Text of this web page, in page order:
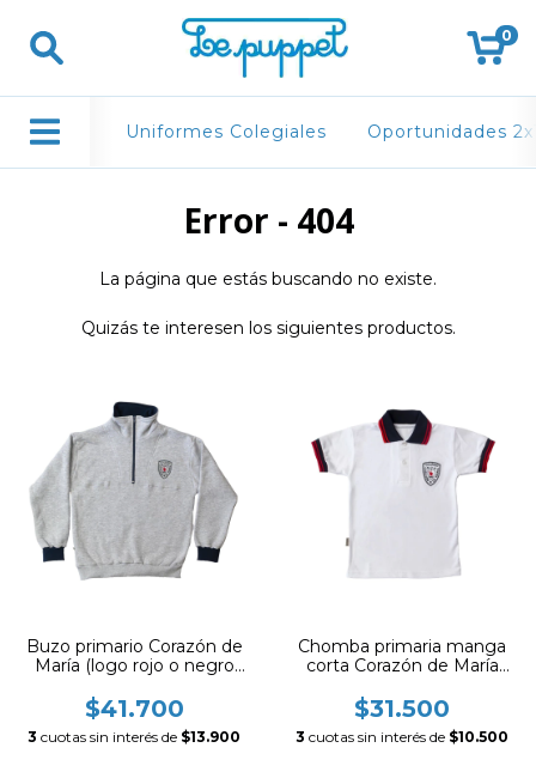
0
Uniformes Colegiales Oportunidades
Error - 404
La página que estás buscando no existe.
Quizás te interesen los siguientes productos.
Buzo primario Corazón de
María (logo rojo o negro
$41.700
3 cuotas sin interés de $13.900
Chomba primaria manga
corta Corazón de María
disponibilidad)
$31.500
3 cuotas sin interés de $10.500